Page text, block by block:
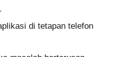
di tetapan telefon